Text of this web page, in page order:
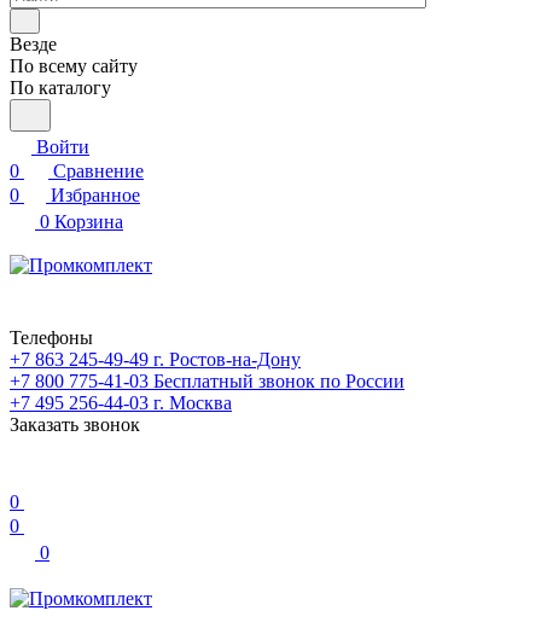
Везде
По всему сайту
По каталогу
Войти
0
Сравнение
0
Избранное
0 Корзина
Телефоны
+7 863 245-49-49 г. Ростов-на-Дону
+7 800 775-41-03 Бесплатный звонок по России
+7 495 256-44-03 г. Москва
Заказать звонок
0
0
0